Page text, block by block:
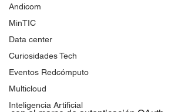
Andicom
MinTIC
Data center
Curiosidades Tech
Eventos Redcómputo
Multicloud
Inteligencia Artificial